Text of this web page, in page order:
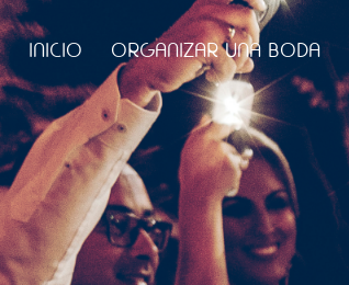
INICIO ORGANIZAR UNA BODA